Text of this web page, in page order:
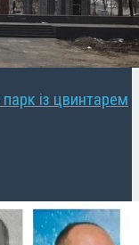
парк із цвинтарем